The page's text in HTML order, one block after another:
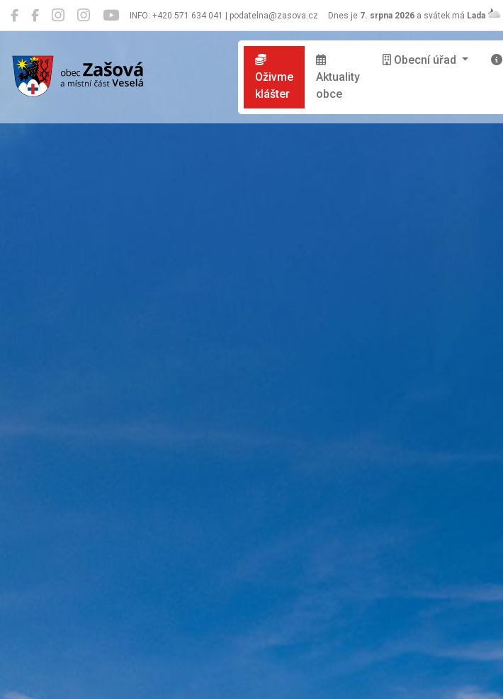
INFO: +420 571 634 041 | podatelna@zasova.cz Dnes je 7. srpna 2026 a svátek má Lada
Zašová
Oživme
klášter
Aktuality
obce
Obecní úřad